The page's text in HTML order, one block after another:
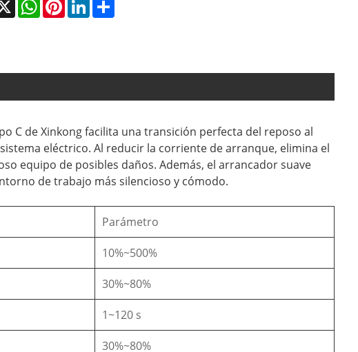
C de Xinkong facilita una transición perfecta del reposo al
eléctrico. Al reducir la corriente de arranque, elimina el
equipo de posibles daños. Además, el arrancador suave
de trabajo más silencioso y cómodo.
Parámetro
10%~500%
30%~80%
1~120 s
30%~80%